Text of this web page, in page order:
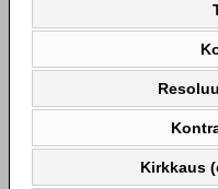
Kirkkaus